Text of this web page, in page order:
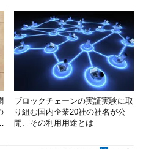
ブロックチェーンの実証実験に取
り組む国内企業20社の社名が公
開、その利用用途とは